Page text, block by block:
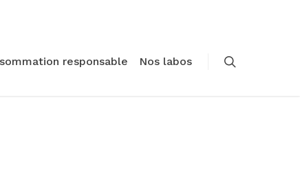
responsable Nos labos